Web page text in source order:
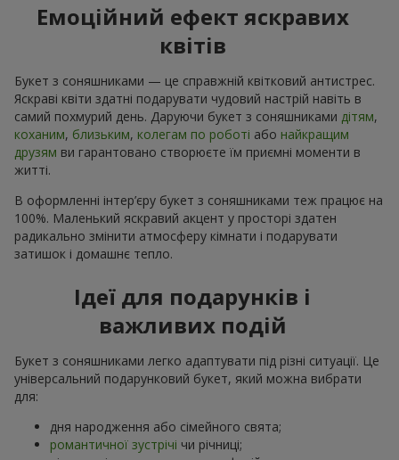
Емоційний ефект яскравих
квітів
Букет з соняшниками — це справжній квітковий антистрес.
Яскраві квіти здатні подарувати чудовий настрій навіть в
самий похмурий день. Даруючи букет з соняшниками дітям,
коханим, близьким, колегам по роботі або найкращим
друзям ви гарантовано створюєте їм приємні моменти в
житті.
В оформленні інтер’єру букет з соняшниками теж працює на
100%. Маленький яскравий акцент у просторі здатен
радикально змінити атмосферу кімнати і подарувати
затишок і домашнє тепло.
Ідеї для подарунків і
важливих подій
Букет з соняшниками легко адаптувати під різні ситуації. Це
універсальний подарунковий букет, який можна вибрати
для:
дня народження або сімейного свята;
романтичної зустрічі чи річниці;